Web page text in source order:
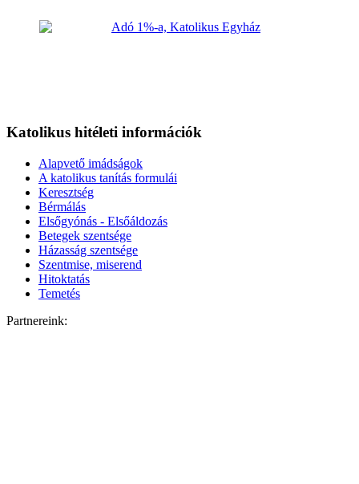
Katolikus hitéleti információk
Alapvető imádságok
A katolikus tanítás formulái
Keresztség
Bérmálás
Elsőgyónás - Elsőáldozás
Betegek szentsége
Házasság szentsége
Szentmise, miserend
Hitoktatás
Temetés
Partnereink: